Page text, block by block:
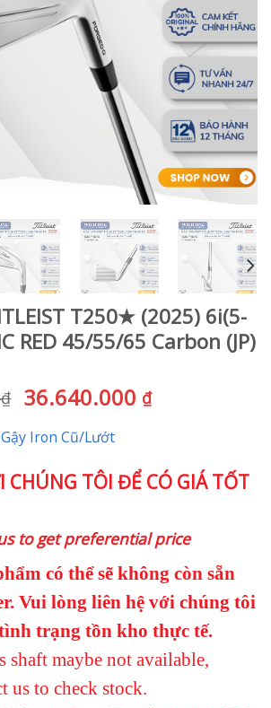
T250★ (2025) 6i(5-
RED 45/55/65 Carbon (JP)
₫
Giá
là:
49.120.000 ₫.
36.640.000 ₫Giá
là:
36.640.000
Gậy Iron Cũ/Lướt
CHÚNG TÔI ĐỂ CÓ GIÁ TỐT
to get preferential price
có thể sẽ không còn sẵn
Vui lòng liên hệ với chúng tôi
trạng tồn kho thực tế.
shaft maybe not available,
us to check stock.